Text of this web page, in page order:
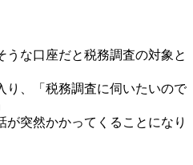
な口座だと税務調査の対象と
り、「税務調査に伺いたいので
が突然かかってくることになり